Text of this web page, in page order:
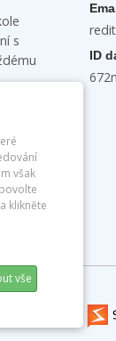
však
klikněte
vše
s
a
ID